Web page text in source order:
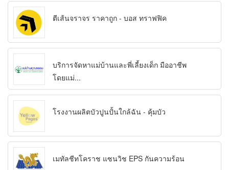
ตีเส้นจราจร ราคาถูก - บอส ทราฟฟิค
บริการจัดหาแม่บ้านและพี่เลี้ยงเด็ก มืออาชีพ
โดยแม่...
โรงงานผลิตบัวปูนปั้นใกล้ฉัน - คุ้มบัว
เมทัลชีทโคราช แซนวิช EPS กันความร้อน